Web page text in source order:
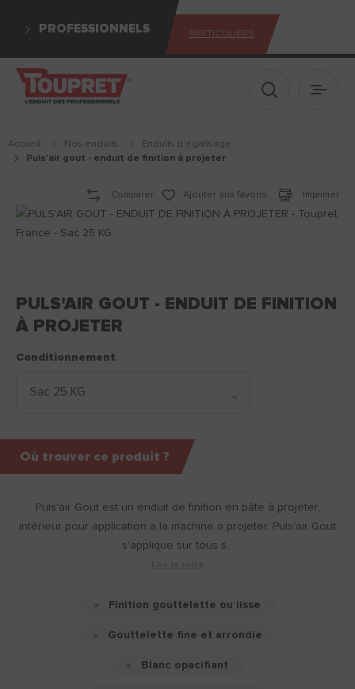
PROFESSIONNELS PARTICULIERS
Afficher le
Accueil Nos enduits
enduits d'égalisage
puls'air gout - enduit de finition à projeter
Comparer Ajouter aux favoris Imprimer
PULS'AIR GOUT - ENDUIT DE FINITION
À PROJETER
Puls'air Gout est un enduit de finition en pâte à projeter,
intérieur pour application a la machine a projeter. Puls'air Gout
s'applique sur tous s...
Conditionnement
Finition gouttelette ou lisse
Gouttelette fine et arrondie
Blanc opacifiant
Où trouver ce produit ?